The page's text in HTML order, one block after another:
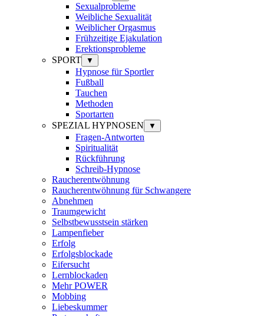
Sexualprobleme
Weibliche Sexualität
Weiblicher Orgasmus
Frühzeitige Ejakulation
Erektionsprobleme
SPORT
▼
Hypnose für Sportler
Fußball
Tauchen
Methoden
Sportarten
SPEZIAL HYPNOSEN
▼
Fragen-Antworten
Spiritualität
Rückführung
Schreib-Hypnose
Raucherentwöhnung
Raucherentwöhnung für Schwangere
Abnehmen
Traumgewicht
Selbstbewusstsein stärken
Lampenfieber
Erfolg
Erfolgsblockade
Eifersucht
Lernblockaden
Mehr POWER
Mobbing
Liebeskummer